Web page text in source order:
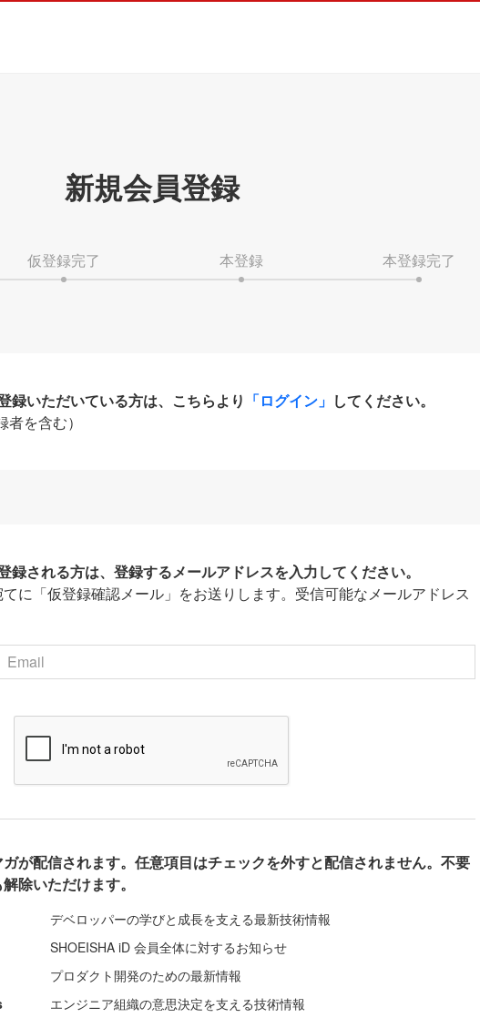
新規会員登録
仮登録完了 本登録 本登録完了
録いただいている方は、こちらより 「ログイン」 してください。
者を含む）
される方は、登録するメールアドレスを入力してください。
に「仮登録確認メール」をお送りします。受信可能なメールアドレス
が配信されます。任意項目はチェックを外すと配信されません。不要
除いただけます。
デベロッパーの学びと成長を支える最新技術情報
SHOEISHA iD 会員全体に対するお知らせ
プロダクト開発のための最新情報
エンジニア組織の意思決定を支える技術情報